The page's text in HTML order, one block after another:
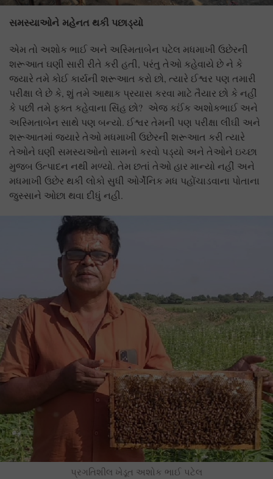
સમસ્યાઓને મહેનત થકી પછાડ્યો
એમ તો અશોક ભાઈ અને અસ્મિતાબેન પટેલ મધમાખી ઉછેરની
શરૂઆત ઘણી સારી રીતે કરી હતી, પરંતુ તેઓ કહેવાયે છે ને કે
જ્યારે તમે કોઈ કાર્યની શરૂઆત કરો છો, ત્યારે ઈશ્વર પણ તમારી
પરીક્ષા લે છે કે, શું તમે આથાક પ્રયાસ કરવા માટે તૈયાર છો કે નહીં
કે પછી તમે ફક્ત કહેવાના સિંહ છો? એજ કઈંક અશોકભાઈ અને
અસ્મિતાબેન સાથે પણ બન્યો. ઈશ્વર તેમની પણ પરીક્ષા લીઘી અને
શરૂઆતમાં જ્યારે તેઓ મધમાખી ઉછેરની શરૂઆત કરી ત્યારે
તેઓને ઘણી સમસ્યઓનો સામનો કરવો પડ્યો અને તેઓને ઇચ્છા
મુજબ ઉત્પાદન નથી મળ્યો. તેમ છતાં તેઓ હાર માન્યો નહીં અને
મધમાખી ઉછેર થકી લોકો સુધી ઓર્ગેનિક મધ પહોંચાડવાના પોતાના
જુસ્સાને ઓછા થવા દીધું નહી.
પ્રગતિશીલ ખેડૂત અશોક ભાઈ પટેલ